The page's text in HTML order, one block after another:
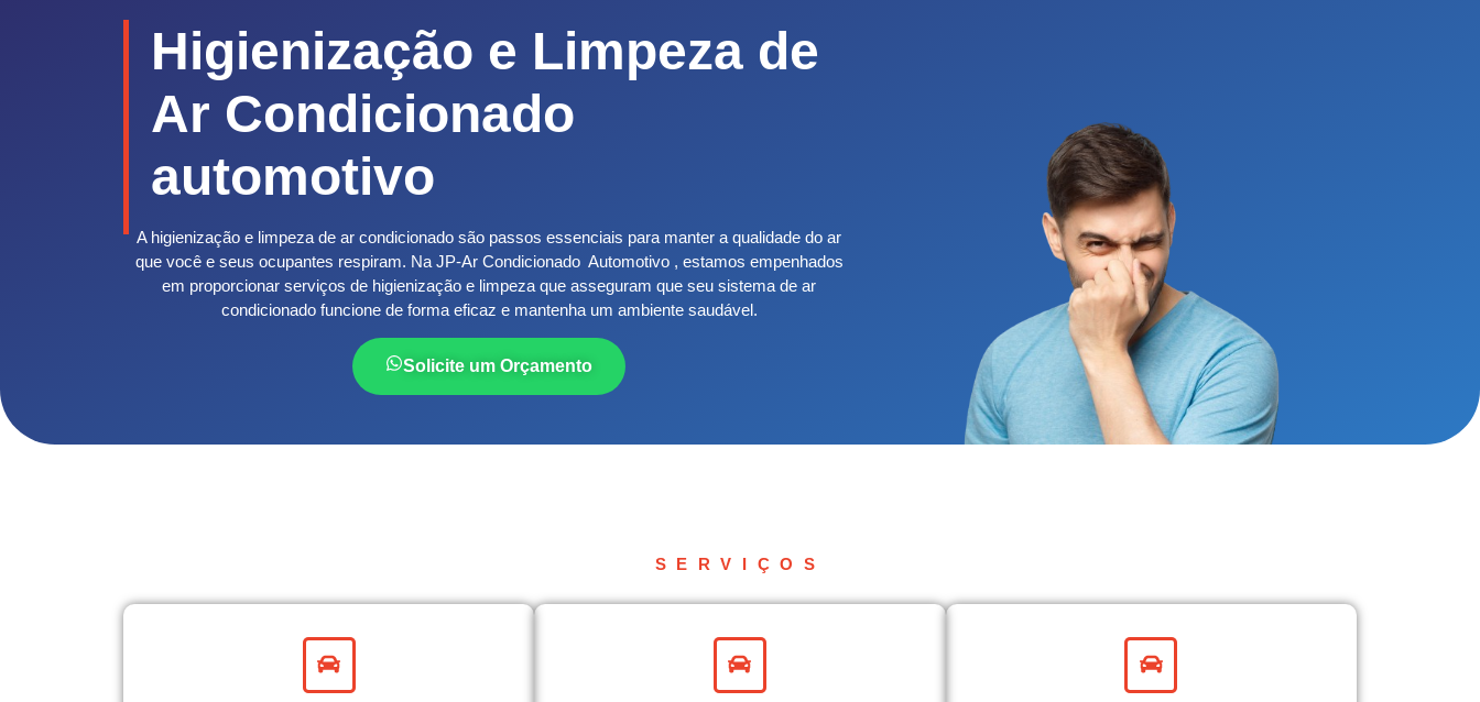
Higienização e Limpeza de
Ar Condicionado
automotivo
A higienização e limpeza de ar condicionado são passos essenciais para manter a qualidade do ar
que você e seus ocupantes respiram. Na JP-Ar Condicionado Automotivo , estamos empenhados
em proporcionar serviços de higienização e limpeza que asseguram que seu sistema de ar
condicionado funcione de forma eficaz e mantenha um ambiente saudável.
Solicite um Orçamento
SERVIÇOS